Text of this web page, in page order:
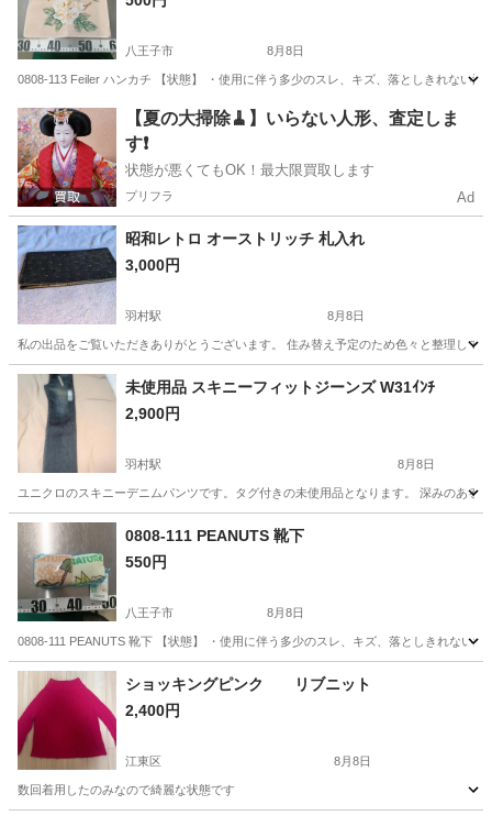
八王子市 8月8日
0808-113 Feiler ハンカチ 【状態】 ・使用に伴う多少のスレ、キズ、落としきれない
東京 八王子市 小物 現地
【夏の大掃除🧹】いらない人形、査定しま
す❗️
状態が悪くてもOK！最大限買取します
プリフラ Ad
昭和レトロ オーストリッチ 札入れ
3,000円
羽村駅 8月8日
私の出品をご覧いただきありがとうございます。 住み替え予定のため色々と整理して
東京 羽村市 羽村駅 小物
未使用品 スキニーフィットジーンズ W31ｲﾝﾁ
2,900円
羽村駅 8月8日
ユニクロのスキニーデニムパンツです。タグ付きの未使用品となります。 深みのあ
東京 羽村市 ジーンズ/デニム
0808-111 PEANUTS 靴下
550円
八王子市 8月8日
0808-111 PEANUTS 靴下 【状態】 ・使用に伴う多少のスレ、キズ、落としきれない
東京 八王子市 現地
ショッキングピンク リブニット
2,400円
江東区 8月8日
数回着用したのみなので綺麗な状態です